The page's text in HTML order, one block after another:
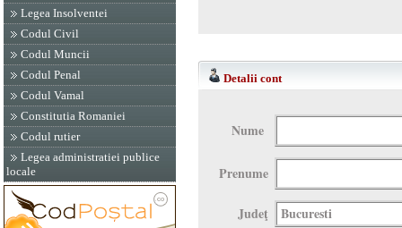
Legea Insolventei
Codul Civil
Codul Muncii
Codul Penal
Codul Vamal
Constitutia Romaniei
Codul rutier
Legea administratiei publice
locale
Detalii cont
Nume
Prenume
Judeţ